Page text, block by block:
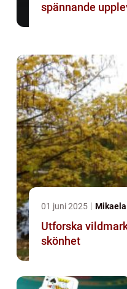
spännande
01 juni 2025
Utforska
skönhet